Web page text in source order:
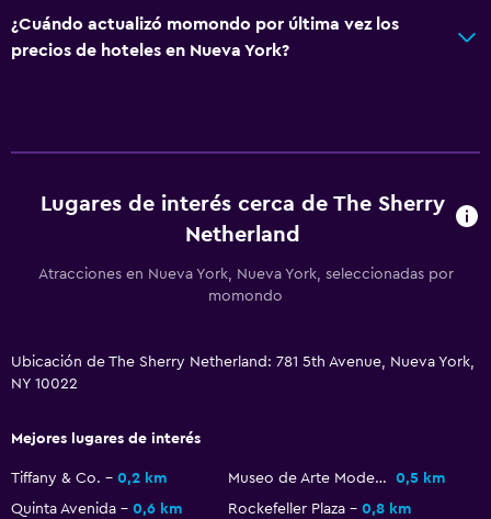
extra)
Para no fumadores
Comedor
Nevera
Cafetera
¿Cuándo actualizó momondo por última vez los
precios de hoteles en Nueva York?
Lugares de interés cerca de The Sherry
Netherland
Atracciones en Nueva York, Nueva York, seleccionadas por
momondo
Ubicación de The Sherry Netherland: 781 5th Avenue, Nueva York,
NY 10022
Mejores lugares de interés
Tiffany & Co. 0,2 km Museo de Arte Moderno
0,5 km
Quinta Avenida
0,6 km Rockefeller Plaza
0,8 km